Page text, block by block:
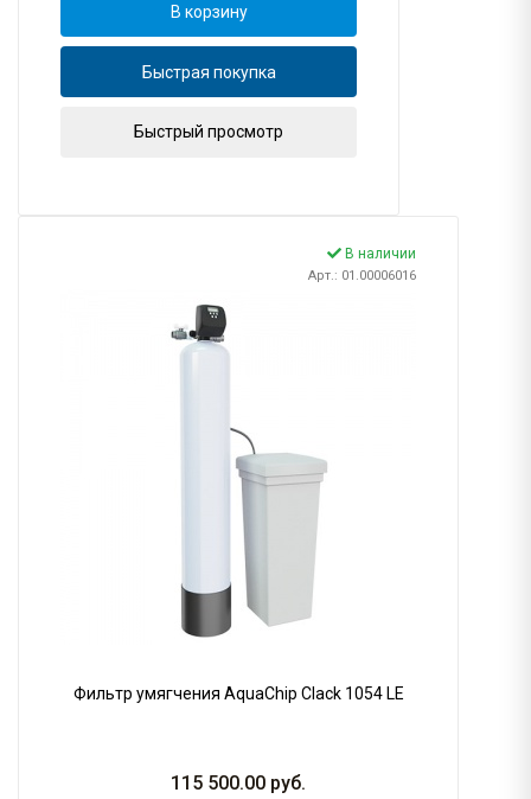
В корзину
Быстрая покупка
Быстрый просмотр
В наличии
Арт.: 01.00006016
Фильтр умягчения AquaChip Clack 1054 LE
115 500.00 руб.